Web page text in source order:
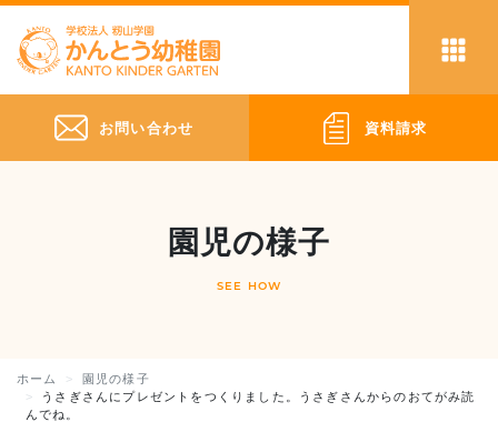
お問い合わせ 資料請求
園児の様子
SEE HOW
ホーム
園児の様子
うさぎさんにプレゼントをつくりました。うさぎさんからのおてがみ読
んでね。